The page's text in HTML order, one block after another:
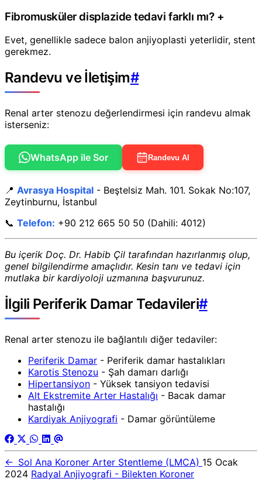
Fibromusküler displazide tedavi farklı mı? +
Evet, genellikle sadece balon anjiyoplasti yeterlidir, stent
gerekmez.
Randevu ve İletişim#
Renal arter stenozu değerlendirmesi için randevu almak
isterseniz:
WhatsApp ile Sor Randevu Al
📍 Avrasya Hospital - Beştelsiz Mah. 101. Sokak No:107,
Zeytinburnu, İstanbul
📞 Telefon: +90 212 665 50 50 (Dahili: 4012)
Bu içerik Doç. Dr. Habib Çil tarafından hazırlanmış olup,
genel bilgilendirme amaçlıdır. Kesin tanı ve tedavi için
mutlaka bir kardiyoloji uzmanına başvurunuz.
İlgili Periferik Damar Tedavileri#
Renal arter stenozu ile bağlantılı diğer tedaviler:
Periferik Damar - Periferik damar hastalıkları
Karotis Stenozu - Şah damarı darlığı
Hipertansiyon - Yüksek tansiyon tedavisi
Alt Ekstremite Arter Hastalığı - Bacak damar
hastalığı
Kardiyak Anjiyografi - Damar görüntüleme
← Sol Ana Koroner Arter Stentleme (LMCA) 15 Ocak
2024 Radyal Anjiyografi - Bilekten Koroner